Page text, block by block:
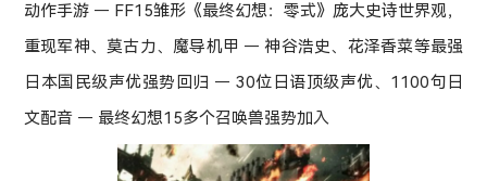
动作手游 — FF15雏形《最终幻想：零式》庞大史诗世界观，
重现军神、莫古力、魔导机甲 — 神谷浩史、花泽香菜等最强
日本国民级声优强势回归 — 30位日语顶级声优、1100句日
文配音 — 最终幻想15多个召唤兽强势加入